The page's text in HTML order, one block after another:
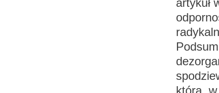
artykuł
która,